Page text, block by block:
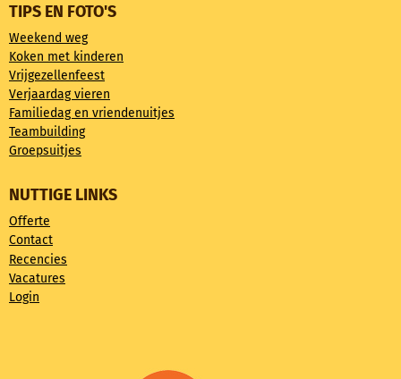
TIPS EN FOTO'S
Weekend weg
Koken met kinderen
Vrijgezellenfeest
Verjaardag vieren
Familiedag en vriendenuitjes
Teambuilding
Groepsuitjes
NUTTIGE LINKS
Offerte
Contact
Recencies
Vacatures
Login